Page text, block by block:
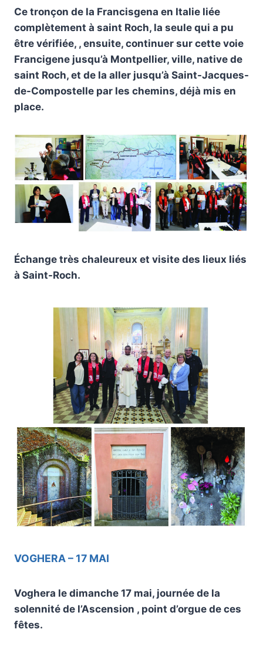
Ce tronçon de la Francisgena en Italie liée
complètement à saint Roch, la seule qui a pu
être vérifiée, , ensuite, continuer sur cette voie
Francigene jusqu’à Montpellier, ville, native de
saint Roch, et de la aller jusqu’à Saint-Jacques-
de-Compostelle par les chemins, déjà mis en
place.
Échange très chaleureux et visite des lieux liés
à Saint-Roch.
VOGHERA – 17 MAI
Voghera le dimanche 17 mai, journée de la
solennité de l’Ascension , point d’orgue de ces
fêtes.